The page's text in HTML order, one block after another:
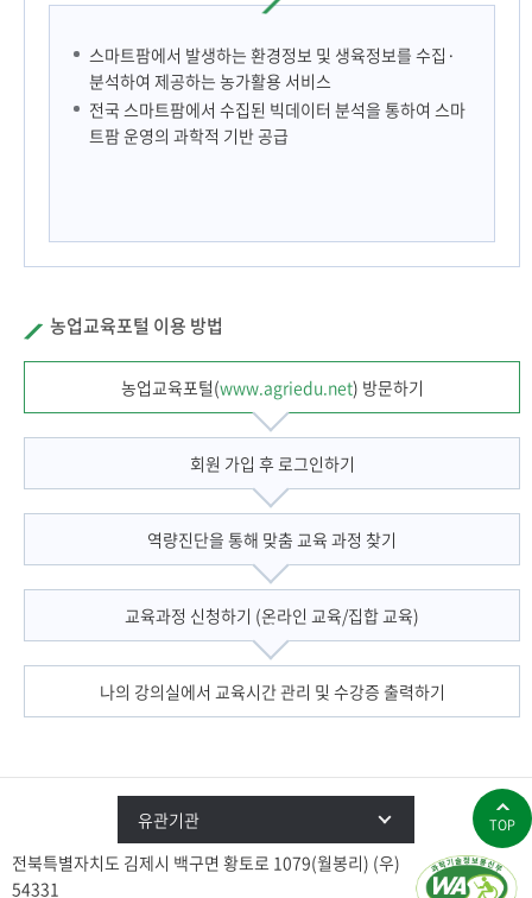
스마트팜에서 발생하는 환경정보 및 생육정보를 수집·
분석하여 제공하는 농가활용 서비스
전국 스마트팜에서 수집된 빅데이터 분석을 통하여 스마
트팜 운영의 과학적 기반 공급
농업교육포털 이용 방법
농업교육포털(www.agriedu.net) 방문하기
회원 가입 후 로그인하기
역량진단을 통해 맞춤 교육 과정 찾기
교육과정 신청하기 (온라인 교육/집합 교육)
나의 강의실에서 교육시간 관리 및 수강증 출력하기
TOP
유관기관
전북특별자치도 김제시 백구면 황토로 1079(월봉리) (우)
54331